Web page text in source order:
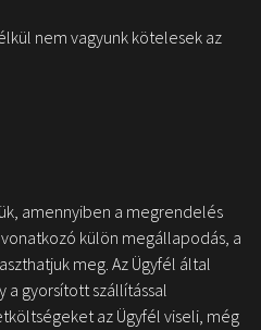
nem vagyunk kötelesek az
amennyiben a megrendelés
külön megállapodás, a
meg. Az Ügyfél által
a gyorsított szállítással
az Ügyfél viseli, még